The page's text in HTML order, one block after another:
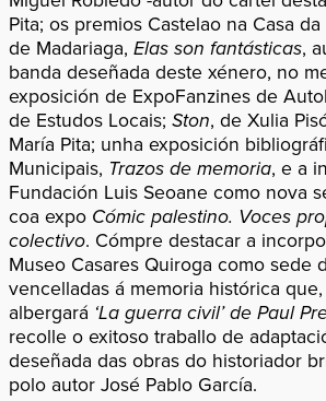
Pita; os premios Castelao na Casa
de Madariaga, Elas son fantásticas,
banda deseñada deste xénero, no
exposición de ExpoFanzines de
de Estudos Locais; Ston, de Xulia
María Pita; unha exposición
Municipais, Trazos de memoria, e a
Fundación Luis Seoane como nova
coa expo Cómic palestino. Voces
colectivo. Cómpre destacar a
Museo Casares Quiroga como sede
vencelladas á memoria histórica
albergará ‘La guerra civil’ de Paul
recolle o exitoso traballo de
deseñada das obras do historiador
polo autor José Pablo García.